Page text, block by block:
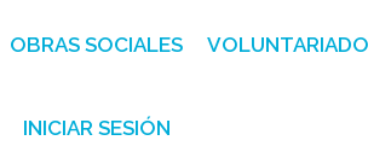
OBRAS SOCIALES
INICIAR SESIÓN